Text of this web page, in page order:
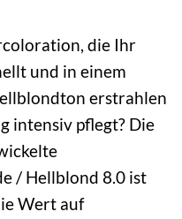
die Ihr
und in einem
erstrahlen
intensiv pflegt? Die
/ Hellblond 8.0 ist
Wert auf